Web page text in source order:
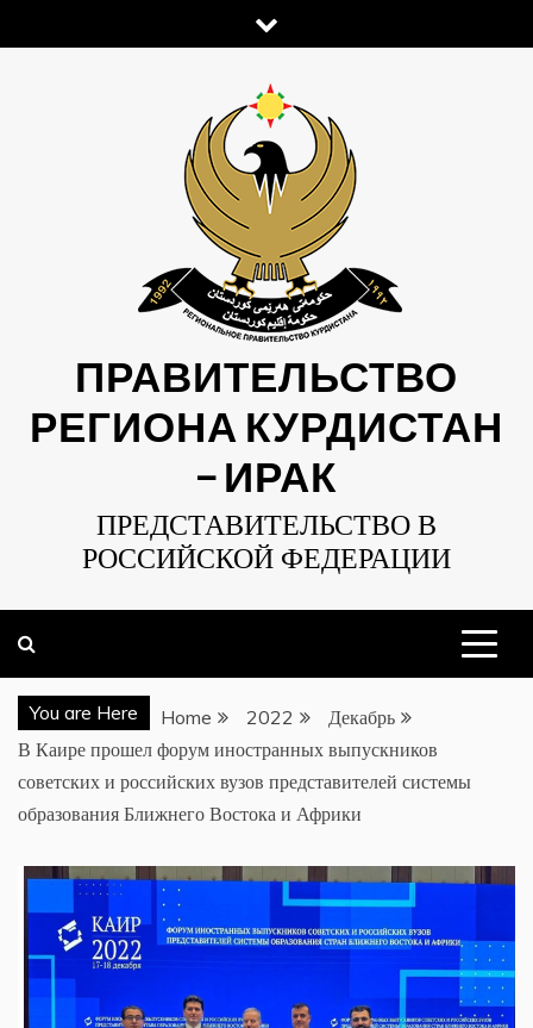
to
ПРАВИТЕЛЬСТВО
РЕГИОНА КУРДИСТАН
— ИРАК
ПРЕДСТАВИТЕЛЬСТВО В
РОССИЙСКОЙ ФЕДЕРАЦИИ
You are Here Home 2022
Декабрь
В Каире прошел форум иностранных выпускников
советских и российских вузов представителей системы
образования Ближнего Востока и Африки